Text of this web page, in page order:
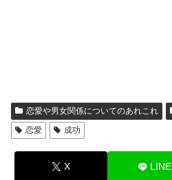
恋愛や男女関係についてのあれこれ
恋愛
成功
X LINE